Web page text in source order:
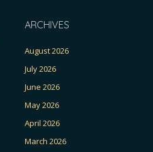
ARCHIVES
August 2026
July 2026
June 2026
May 2026
April 2026
March 2026